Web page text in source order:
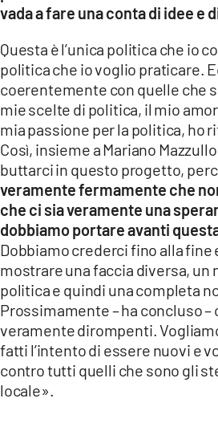
vada a fare una conta di idee e
Questa è l’unica politica che io
politica che io voglio praticare.
coerentemente con quelle che
mie scelte di politica, il mio
mia passione per la politica, ho
Così, insieme a Mariano
buttarci in questo progetto,
veramente fermamente che
che ci sia veramente una
dobbiamo portare avanti
Dobbiamo crederci fino alla fine
mostrare una faccia diversa, un
politica e quindi una completa
Prossimamente – ha concluso –
veramente dirompenti.
fatti l’intento di essere nuovi e
contro tutti quelli che sono gli
locale».